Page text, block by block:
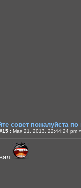
совет пожалуйста
: Мая 21, 2013, 22:44:24 pm